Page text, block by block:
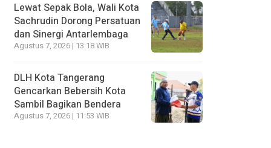
Lewat Sepak Bola, Wali Kota
Sachrudin Dorong Persatuan
dan Sinergi Antarlembaga
Agustus 7, 2026 | 13:18 WIB
DLH Kota Tangerang
Gencarkan Bebersih Kota
Sambil Bagikan Bendera
Agustus 7, 2026 | 11:53 WIB